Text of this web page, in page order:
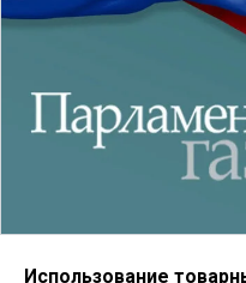
Использование